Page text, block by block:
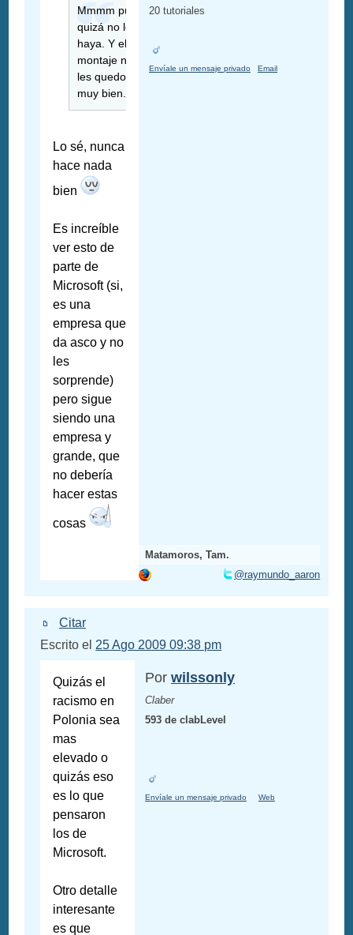
Mmmm pues
quizá no los
haya. Y el
montaje no
les quedo
muy bien.
Lo sé, nunca
hace nada
bien
Es increíble
ver esto de
parte de
Microsoft (si,
es una
empresa que
da asco y no
les
sorprende)
pero sigue
siendo una
empresa y
grande, que
no debería
hacer estas
cosas
20 tutoriales
Envíale un mensaje privado Email
Matamoros, Tam.
@raymundo_aaron
Citar
Escrito el 25 Ago 2009 09:38 pm
Quizás el
racismo en
Polonia sea
mas
elevado o
quizás eso
es lo que
pensaron
los de
Microsoft.
Otro detalle
interesante
es que
Por wilssonly
Claber
593 de clabLevel
Envíale un mensaje privado Web